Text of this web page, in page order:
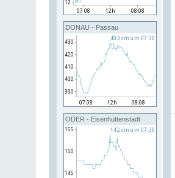
DONAU - Passau
ODER - Eisenhüttenstadt